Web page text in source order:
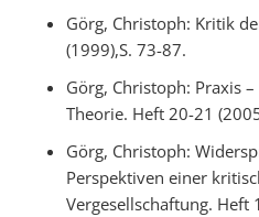
Görg, Christoph: Kritik
(1999),S. 73-87.
Görg, Christoph: Praxis
Theorie. Heft 20-21
Görg, Christoph:
Perspektiven einer
Vergesellschaftung. Heft